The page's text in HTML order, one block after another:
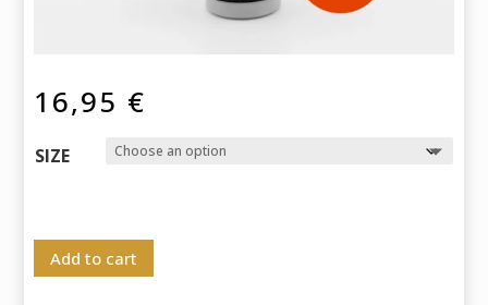
16,95 €
SIZE
Add to cart